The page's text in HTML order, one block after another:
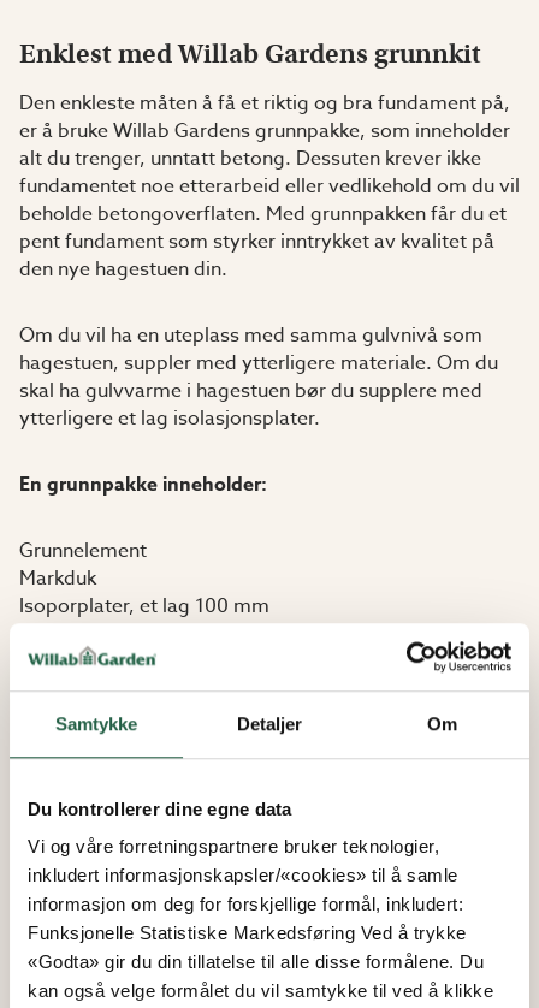
Samtykke Detaljer Om
Du kontrollerer dine egne data
Vi og våre forretningspartnere bruker teknologier,
inkludert informasjonskapsler/«cookies» til å samle
informasjon om deg for forskjellige formål, inkludert:
Funksjonelle Statistiske Markedsføring Ved å trykke
«Godta» gir du din tillatelse til alle disse formålene. Du
kan også velge formålet du vil samtykke til ved å klikke
Enklest med Willab Gardens grunnkit
Den enkleste måten å få et riktig og bra fundament på,
er å bruke Willab Gardens grunnpakke, som inneholder
alt du trenger, unntatt betong. Dessuten krever ikke
fundamentet noe etterarbeid eller vedlikehold om du vil
beholde betongoverflaten. Med grunnpakken får du et
pent fundament som styrker inntrykket av kvalitet på
den nye hagestuen din.
Om du vil ha en uteplass med samma gulvnivå som
hagestuen, suppler med ytterligere materiale. Om du
skal ha gulvvarme i hagestuen bør du supplere med
ytterligere et lag isolasjonsplater.
En grunnpakke inneholder:
Grunnelement
Markduk
Isoporplater, et lag 100 mm
Armeringsjern
Distanser for armering
Kiler og spikerplate